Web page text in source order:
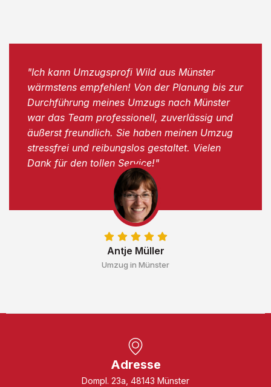
Antje Müller
Umzug in Münster
"Ich kann Umzugsprofi Wild aus Münster
wärmstens empfehlen! Von der Planung bis zur
Durchführung meines Umzugs nach Münster
war das Team professionell, zuverlässig und
äußerst freundlich. Sie haben meinen Umzug
stressfrei und reibungslos gestaltet. Vielen
Dank für den tollen Service!"
Adresse
Dompl. 23a, 48143 Münster